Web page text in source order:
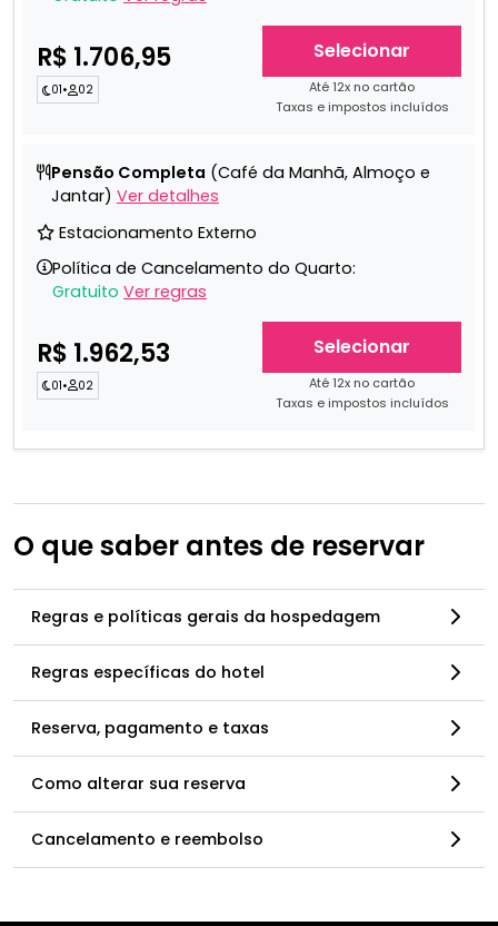
R$ 1.706,95
01• 02
Selecionar
Até 12x no cartão
Taxas e impostos incluídos
Pensão Completa (Café da Manhã, Almoço e
Jantar) Ver detalhes
Estacionamento Externo
Política de Cancelamento do Quarto:
Gratuito Ver regras
R$ 1.962,53
01• 02
Selecionar
Até 12x no cartão
Taxas e impostos incluídos
O que saber antes de reservar
Regras e políticas gerais da hospedagem
Regras específicas do hotel
Reserva, pagamento e taxas
Como alterar sua reserva
Cancelamento e reembolso